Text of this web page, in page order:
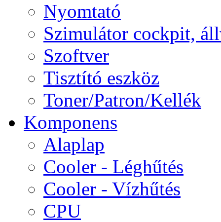
Nyomtató
Szimulátor cockpit,
Szoftver
Tisztító eszköz
Toner/Patron/Kellék
Komponens
Alaplap
Cooler - Léghűtés
Cooler - Vízhűtés
CPU